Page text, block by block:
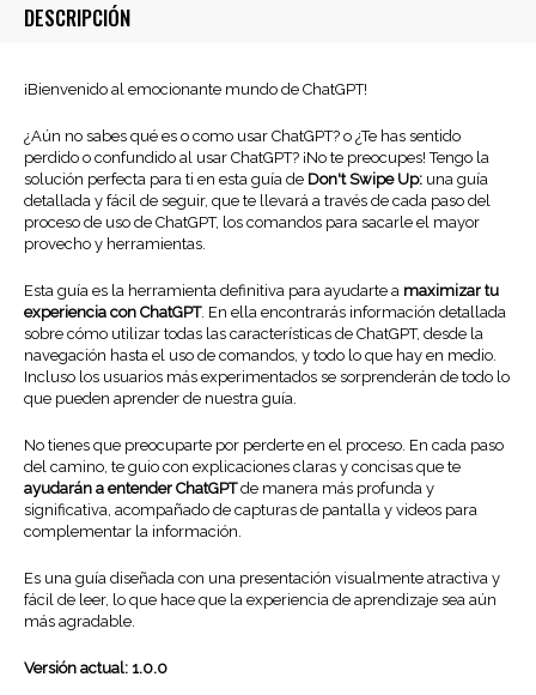
DESCRIPCIÓN
¡Bienvenido al emocionante mundo de ChatGPT!
¿Aún no sabes qué es o como usar ChatGPT? o ¿Te has sentido
perdido o confundido al usar ChatGPT? ¡No te preocupes! Tengo la
solución perfecta para ti en esta guía de Don't Swipe Up: una guía
detallada y fácil de seguir, que te llevará a través de cada paso del
proceso de uso de ChatGPT, los comandos para sacarle el mayor
provecho y herramientas.
Esta guía es la herramienta definitiva para ayudarte a maximizar tu
experiencia con ChatGPT. En ella encontrarás información detallada
sobre cómo utilizar todas las características de ChatGPT, desde la
navegación hasta el uso de comandos, y todo lo que hay en medio.
Incluso los usuarios más experimentados se sorprenderán de todo lo
que pueden aprender de nuestra guía.
No tienes que preocuparte por perderte en el proceso. En cada paso
del camino, te guio con explicaciones claras y concisas que te
ayudarán a entender ChatGPTde manera más profunda y
significativa, acompañado de capturas de pantalla y videos para
complementar la información.
Es una guía diseñada con una presentación visualmente atractiva y
fácil de leer, lo que hace que la experiencia de aprendizaje sea aún
más agradable.
Versión actual: 1.0.0